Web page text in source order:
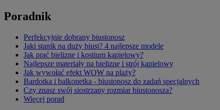
Poradnik
Perfekcyjnie dobrany biustonosz
Jaki stanik na duży biust? 4 najlepsze modele
Jak prać bieliznę i kostium kąpielowy?
Najlepsze materiały na bieliznę i strój kąpielowy
Jak wywołać efekt WOW na plaży?
Bardotka i balkonetka - biustonosz do zadań specjalnych
Czy znasz swój siostrzany rozmiar biustonosza?
Więcej porad